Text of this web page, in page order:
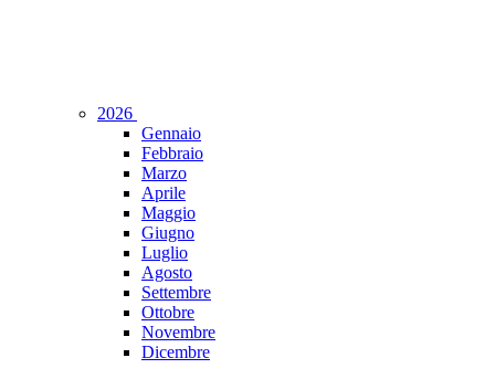
2026
Gennaio
Febbraio
Marzo
Aprile
Maggio
Giugno
Luglio
Agosto
Settembre
Ottobre
Novembre
Dicembre